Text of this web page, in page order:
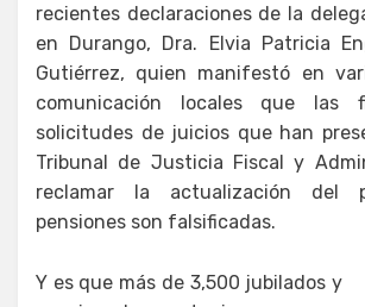
recientes declaraciones de la
en Durango, Dra. Elvia Patricia
Gutiérrez, quien manifestó en
comunicación locales que las
solicitudes de juicios que han
Tribunal de Justicia Fiscal y
reclamar la actualización del
pensiones son falsificadas.
Y es que más de 3,500 jubilados y